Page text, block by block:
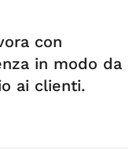
con
in modo da
ai clienti.